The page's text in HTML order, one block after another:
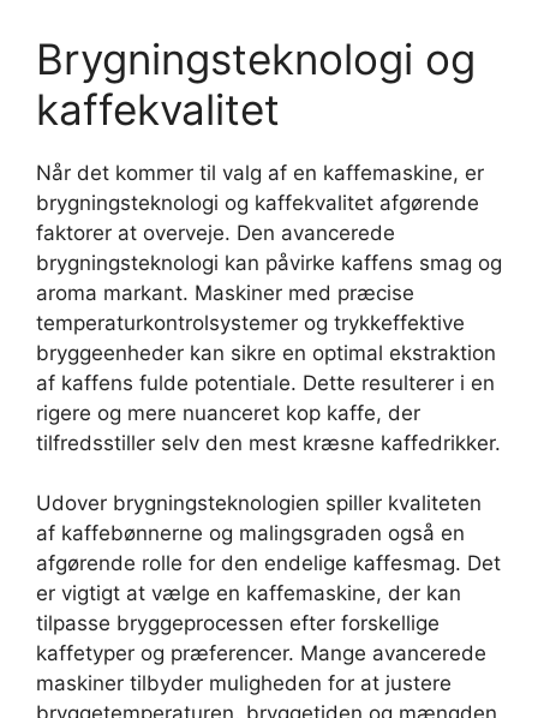
Brygningsteknologi og
kaffekvalitet
Når det kommer til valg af en kaffemaskine, er
brygningsteknologi og kaffekvalitet afgørende
faktorer at overveje. Den avancerede
brygningsteknologi kan påvirke kaffens smag og
aroma markant. Maskiner med præcise
temperaturkontrolsystemer og trykkeffektive
bryggeenheder kan sikre en optimal ekstraktion
af kaffens fulde potentiale. Dette resulterer i en
rigere og mere nuanceret kop kaffe, der
tilfredsstiller selv den mest kræsne kaffedrikker.
Udover brygningsteknologien spiller kvaliteten
af kaffebønnerne og malingsgraden også en
afgørende rolle for den endelige kaffesmag. Det
er vigtigt at vælge en kaffemaskine, der kan
tilpasse bryggeprocessen efter forskellige
kaffetyper og præferencer. Mange avancerede
maskiner tilbyder muligheden for at justere
bryggetemperaturen, bryggetiden og mængden